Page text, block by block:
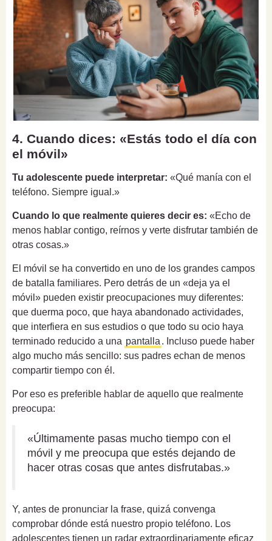
4. Cuando dices: «Estás todo el día con
el móvil»
Tu adolescente puede interpretar: «Qué manía con el
teléfono. Siempre igual.»
Cuando lo que realmente quieres decir es: «Echo de
menos hablar contigo, reírnos y verte disfrutar también de
otras cosas.»
El móvil se ha convertido en uno de los grandes campos
de batalla familiares. Pero detrás de un «deja ya el
móvil» pueden existir preocupaciones muy diferentes:
que duerma poco, que haya abandonado actividades,
que interfiera en sus estudios o que todo su ocio haya
terminado reducido a una pantalla . Incluso puede haber
algo mucho más sencillo: sus padres echan de menos
compartir tiempo con él.
Por eso es preferible hablar de aquello que realmente
preocupa:
«Últimamente pasas mucho tiempo con el
móvil y me preocupa que estés dejando de
hacer otras cosas que antes disfrutabas.»
Y, antes de pronunciar la frase, quizá convenga
comprobar dónde está nuestro propio teléfono. Los
adolescentes tienen un radar extraordinariamente eficaz